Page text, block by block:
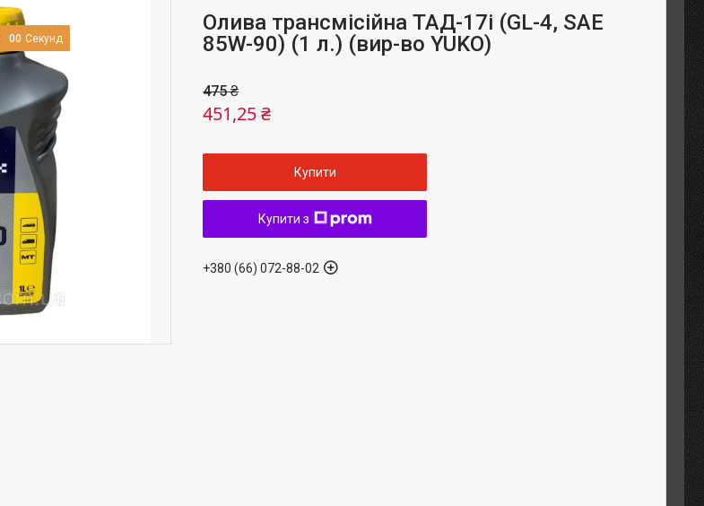
00 Секунд
Олива трансмісійна ТАД-17і (GL-4, SAE
85W-90) (1 л.) (вир-во YUKO)
475 ₴
451,25 ₴
Купити
Купити з
+380 (66) 072-88-02